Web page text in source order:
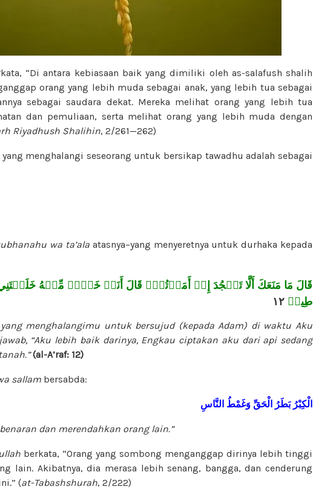
“Di antara kebiasaan baik yang dimiliki oleh as-salafush shalih
orang yang lebih muda sebagai anak, yang lebih tua sebagai
sebagai saudara dekat. Mereka melihat orang yang lebih tua
dan pemuliaan, serta melihat orang yang lebih muda dengan
Riyadhush Shalihin, 2/261—262)
menghalangi seseorang untuk bersikap tawadhu adalah sebagai
wa ta’alaatasnya–yang menyeretnya untuk durhaka kepada
قَالَ مَا مَنَعَكَ أَلَّا تَسۡجُدَ إِذۡ أَمَرۡتُكَۖ قَالَ أَنَا۠ خَيۡرٞ مِّنۡهُ
طِينٖ
menghalangimu untuk bersujud (kepada Adam) di waktu Aku
“Aku lebih baik darinya, Engkau ciptakan aku dari api sedang
(al-A’raf: 12)
sallam bersabda:
الْكِبْرُ بَطَرُ الْحَقِّ وَغَمْطُ النَّاسِ
dan merendahkan orang lain.”
berkata, “Orang yang sombong menganggap dirinya lebih tinggi
lain. Akibatnya, dia merasa lebih senang, bangga, dan cenderung
(at-Tabashshurah, 2/222)